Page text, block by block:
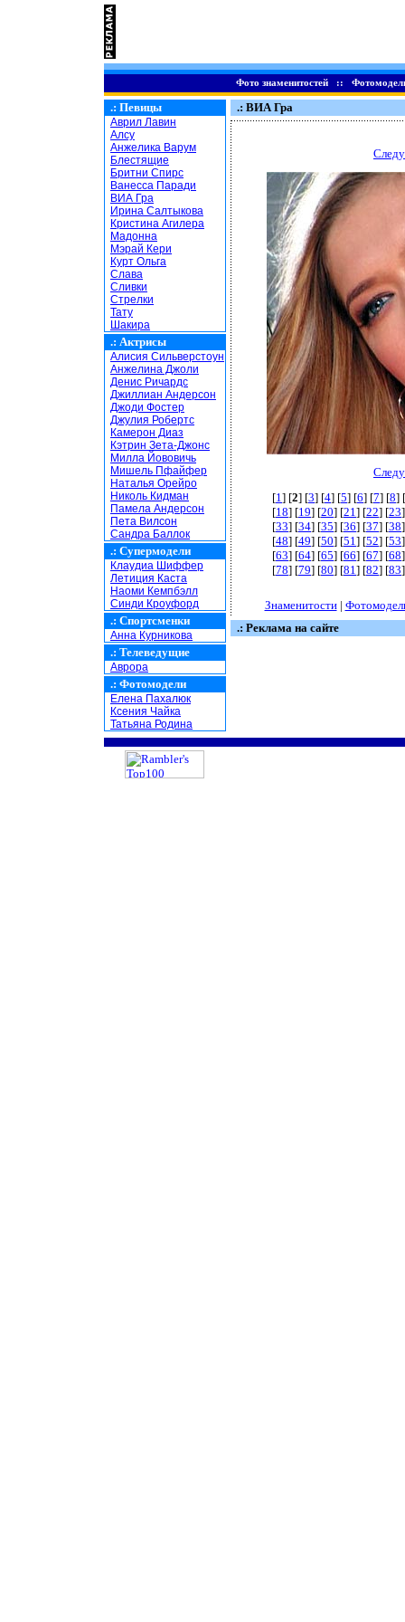
Фото знаменитостей::
.: Певицы
Аврил Лавин
Алсу
Анжелика Варум
Блестящие
Бритни Спирс
Ванесса Паради
ВИА Гра
Ирина Салтыкова
Кристина Агилера
Мадонна
Мэрай Кери
Курт Ольга
Слава
Сливки
Стрелки
Тату
Шакира
.: Актрисы
Алисия Сильверстоун
Анжелина Джоли
Денис Ричардс
Джиллиан Андерсон
Джоди Фостер
Джулия Робертс
Камерон Диаз
Кэтрин Зета-Джонс
Милла Йововичь
Мишель Пфайфер
Наталья Орейро
Николь Кидман
Памела Андерсон
Пета Вилсон
Сандра Баллок
.: Супермодели
Клаудиа Шиффер
Летиция Каста
Наоми Кемпбэлл
Синди Кроуфорд
.: Спортсменки
Анна Курникова
.: Телеведущие
Аврора
.: Фотомодели
Елена Пахалюк
Ксения Чайка
Татьяна Родина
.: ВИА Гра
[1] [2] [3] [4] [5] [6] [7] [8] [
[18] [19] [20] [21] [22] [23
[33] [34] [35] [36] [37] [38
[48] [49] [50] [51] [52] [53
[63] [64] [65] [66] [67] [68
[78] [79] [80] [81] [82] [83
Знаменитости|
.: Реклама на сайте